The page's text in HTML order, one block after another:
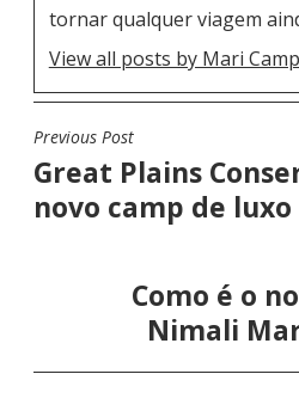
tornar qualquer viagem
View all posts by Mari
N
A
V
Previous Post
Great Plains
novo camp de
Como é o
Nimali